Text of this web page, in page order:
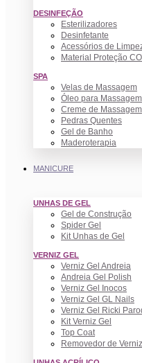
DESINFEÇÃO
Esterilizadores
Desinfetante
Acessórios de
Material Proteção
SPA
Velas de Massagem
Óleo para Massagem
Creme de Massagem
Pedras Quentes
Gel de Banho
Maderoterapia
MANICURE
UNHAS DE GEL
Gel de Construção
Spider Gel
Kit Unhas de Gel
VERNIZ GEL
Verniz Gel Andreia
Andreia Gel Polish
Verniz Gel Inocos
Verniz Gel GL Nails
Verniz Gel Ricki
Kit Verniz Gel
Top Coat
Removedor de Verniz